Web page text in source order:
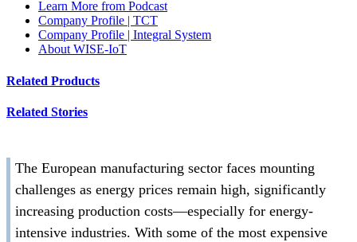
Learn More from Podcast
Company Profile | TCT
Company Profile | Integral System
About WISE-IoT
Related Products
Related Stories
The European manufacturing sector faces mounting
challenges as energy prices remain high, significantly
increasing production costs—especially for energy-
intensive industries. With some of the most expensive